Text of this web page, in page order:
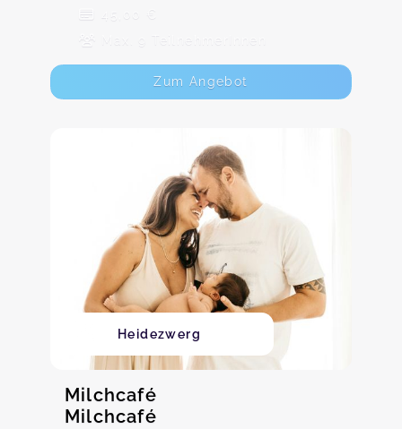
45,00 €
Max. 9 TeilnehmerInnen
Zum Angebot
Heidezwerg
Milchcafé
Milchcafé